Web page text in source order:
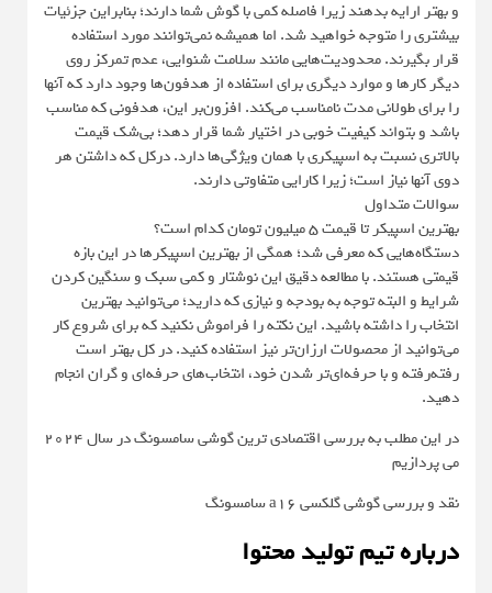
و بهتر ارايه بدهند زیرا فاصله کمی با گوش شما دارند؛ بنابراین جزئیات
بیشتری را متوجه خواهید شد. اما همیشه نمی‌توانند مورد استفاده
قرار بگیرند. محدودیت‌هایی مانند سلامت شنوایی، عدم تمرکز روی
دیگر کارها و موارد دیگری برای استفاده از هدفون‌ها وجود دارد که آنها
را برای طولانی مدت نامناسب می‌کند. افزون‌بر این، هدفونی که مناسب
باشد و بتواند کیفیت خوبی در اختیار شما قرار دهد؛ بی‌شک قیمت
بالاتری نسبت به اسپیکری با همان ویژگی‌ها دارد. درکل که داشتن هر
دوی آنها نیاز است؛ زیرا کارایی متفاوتی دارند.
سوالات متداول
بهترین اسپیکر تا قیمت ۵ میلیون تومان کدام است؟
دستگاه‌هایی که معرفی شد؛ همگی از بهترین اسپیکرها در این بازه
قیمتی هستند. با مطالعه دقیق این نوشتار و کمی سبک و سنگین کردن
شرایط و البته توجه به بودجه و نیازی که دارید؛ می‌توانید بهترین
انتخاب را داشته باشید. این نکته را فراموش نکنید که برای شروع کار
می‌توانید از محصولات ارزان‌تر نیز استفاده کنید. در کل بهتر است
رفته‌رفته و با حرفه‌ای‌تر شدن خود، انتخاب‌های حرفه‌ای و گران انجام
دهید.
در این مطلب به بررسی اقتصادی ترین گوشی سامسونگ در سال ۲۰۲۴
می پردازیم
نقد و بررسی گوشی گلکسی a16 سامسونگ
درباره تیم تولید محتوا